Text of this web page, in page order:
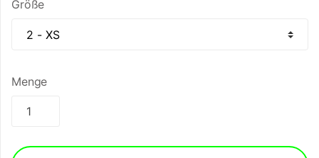
Größe
Menge